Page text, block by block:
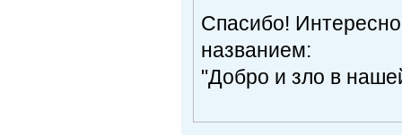
Спасибо! Интересно
названием:
"Добро и зло в